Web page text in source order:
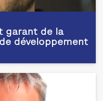
garant de la
développement